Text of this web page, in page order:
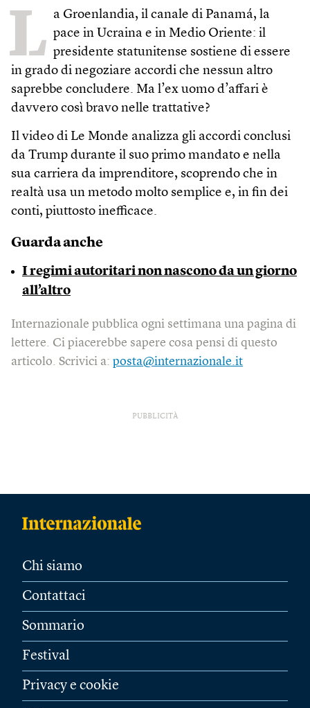
L a Groenlandia, il canale di Panamá, la
pace in Ucraina e in Medio Oriente: il
presidente statunitense sostiene di essere
in grado di negoziare accordi che nessun altro
saprebbe concludere. Ma l’ex uomo d’affari è
davvero così bravo nelle trattative?
Il video di Le Monde analizza gli accordi conclusi
da Trump durante il suo primo mandato e nella
sua carriera da imprenditore, scoprendo che in
realtà usa un metodo molto semplice e, in fin dei
conti, piuttosto inefficace.
Guarda anche
I regimi autoritari non nascono da un giorno
all’altro
Internazionale pubblica ogni settimana una pagina di
lettere. Ci piacerebbe sapere cosa pensi di questo
articolo. Scrivici a: posta@internazionale.it
PUBBLICITÀ
Chi siamo
Contattaci
Sommario
Festival
Privacy e cookie